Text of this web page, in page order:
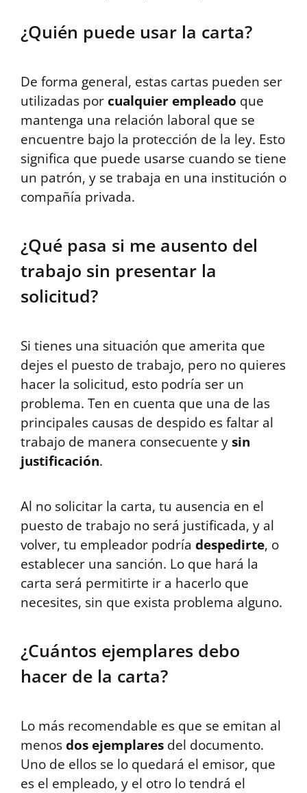
¿Quién puede usar la carta?
De forma general, estas cartas pueden ser
utilizadas porcualquier empleado que
mantenga una relación laboral que se
encuentre bajo la protección de la ley. Esto
significa que puede usarse cuando se tiene
un patrón, y se trabaja en una institución o
compañía privada.
¿Qué pasa si me ausento del
trabajo sin presentar la
solicitud?
Si tienes una situación que amerita que
dejes el puesto de trabajo, pero no quieres
hacer la solicitud, esto podría ser un
problema. Ten en cuenta que una de las
principales causas de despido es faltar al
trabajo de manera consecuente ysin
justificación.
Al no solicitar la carta, tu ausencia en el
puesto de trabajo no será justificada, y al
volver, tu empleador podría despedirte, o
establecer una sanción. Lo que hará la
carta será permitirte ir a hacerlo que
necesites, sin que exista problema alguno.
¿Cuántos ejemplares debo
hacer de la carta?
Lo más recomendable es que se emitan al
menosdos ejemplares del documento.
Uno de ellos se lo quedará el emisor, que
es el empleado, y el otro lo tendrá el